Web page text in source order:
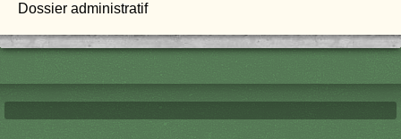
Dossier administratif